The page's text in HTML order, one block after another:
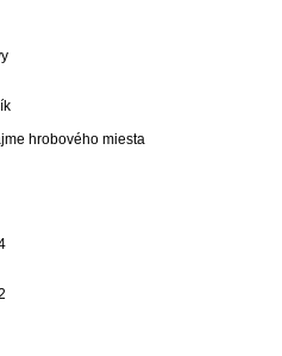
hrobového miesta